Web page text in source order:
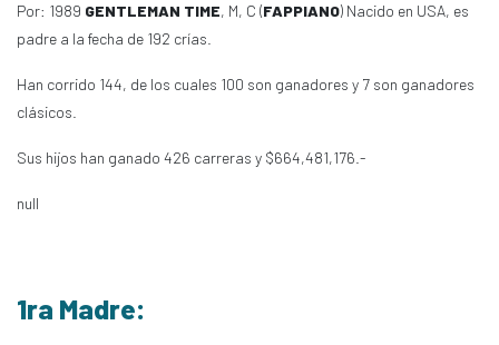
Por: 1989 GENTLEMAN TIME, M, C (FAPPIANO) Nacido en USA, es
padre a la fecha de 192 crías.
Han corrido 144, de los cuales 100 son ganadores y 7 son ganadores
clásicos.
Sus hijos han ganado 426 carreras y $664,481,176.-
null
1ra Madre: